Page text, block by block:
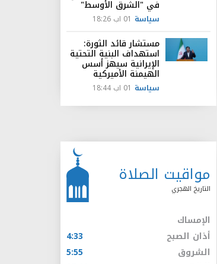
في "الشرق الأوسط"
سياسة 01 اب 18:26
مستشار قائد الثورة:
استهداف البنية التحتية
الإيرانية سيهز أسس
الهيمنة الأميركية
سياسة 01 اب 18:44
مواقيت الصلاة
التاريخ الهجري
الإمساك
أذان الصبح
4:33
الشروق
5:55